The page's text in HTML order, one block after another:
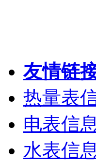
友情链
热量表
电表信
水表信